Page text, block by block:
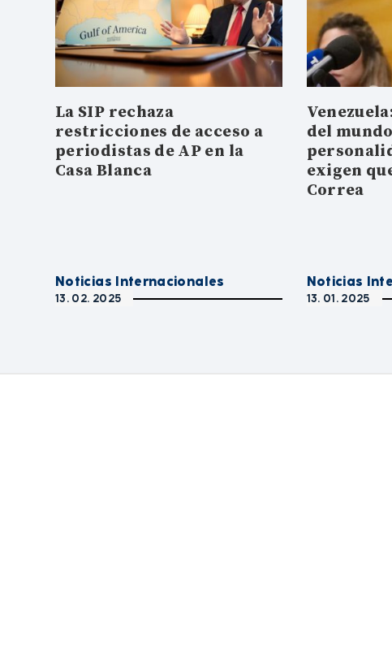
La SIP rechaza
restricciones de acceso a
periodistas de AP en la
Casa Blanca
Noticias Internacionales
13. 02. 2025
del
exigen
Correa
Noticias
13. 01. 2025